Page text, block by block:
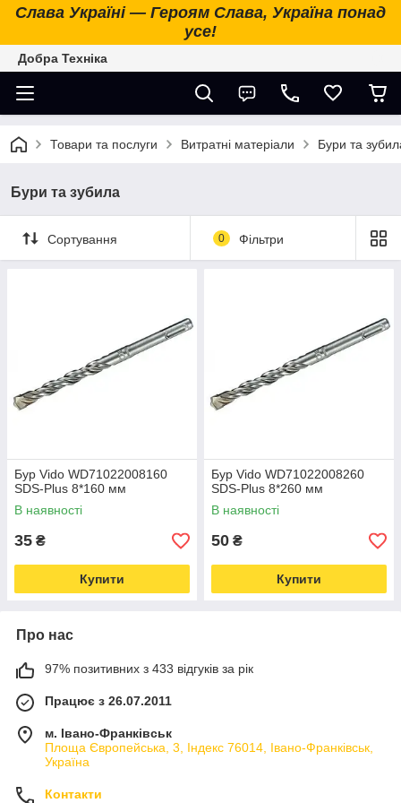
Слава Україні — Героям Слава, Україна понад
усе!
Добра Техніка
Товари та послуги Витратні матеріали Бури та
Бури та зубила
Сортування 0 Фільтри
Бур Vido WD71022008160
SDS-Plus 8*160 мм
В наявності
35 ₴
Купити
Бур Vido WD71022008260
SDS-Plus 8*260 мм
В наявності
50 ₴
Купити
Про нас
97% позитивних з 433 відгуків за рік
Працює з 26.07.2011
м. Івано-Франківськ
Площа Європейська, 3, Індекс 76014, Івано-Франківськ,
Україна
Контакти